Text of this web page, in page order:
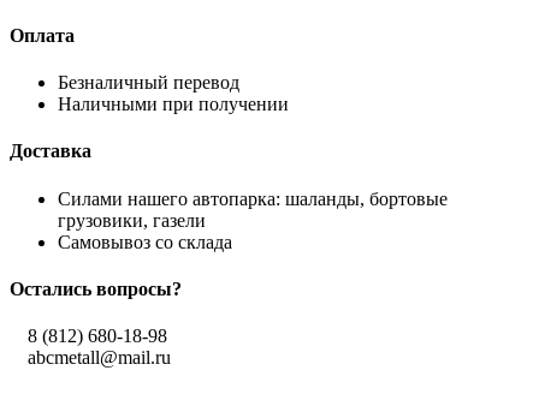
Оплата
Безналичный перевод
Наличными при получении
Доставка
Силами нашего автопарка: шаланды, бортовые
грузовики, газели
Самовывоз со склада
Остались вопросы?
8 (812) 680-18-98
abcmetall@mail.ru